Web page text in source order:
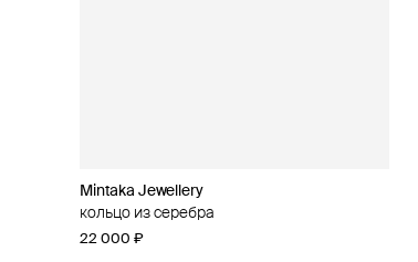
Mintaka Jewellery
кольцо из серебра
22 000 ₽
Mintaka Jewellery
колье из серебра с муассанитом
28 000 ₽